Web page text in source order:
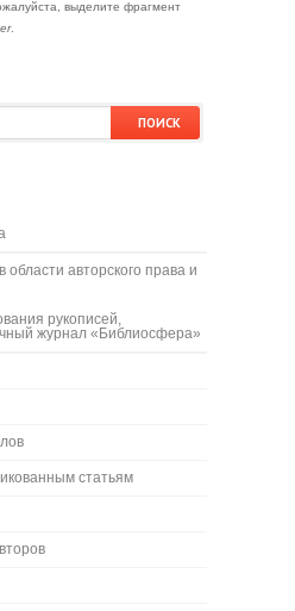
выделите фрагмент
.
области авторского права и
рукописей,
журнал «Библиосфера»
статьям